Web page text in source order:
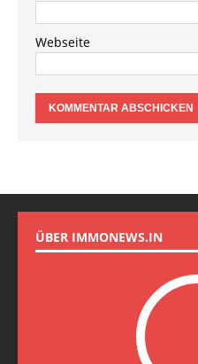
Webseite
ÜBER IMMONEWS.IN